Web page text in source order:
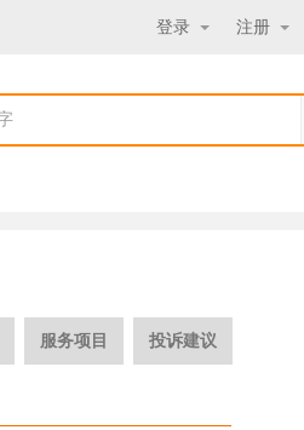
登录 注册
服务项目 投诉建议